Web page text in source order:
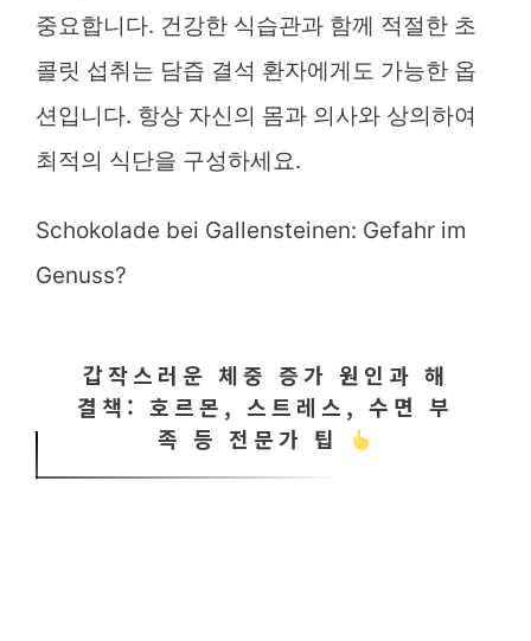
중요합니다. 건강한 식습관과 함께 적절한 초
콜릿 섭취는 담즙 결석 환자에게도 가능한 옵
션입니다. 항상 자신의 몸과 의사와 상의하여
최적의 식단을 구성하세요.
Schokolade bei Gallensteinen: Gefahr im
Genuss?
갑작스러운 체중 증가 원인과 해
결책: 호르몬, 스트레스, 수면 부
족 등 전문가 팁